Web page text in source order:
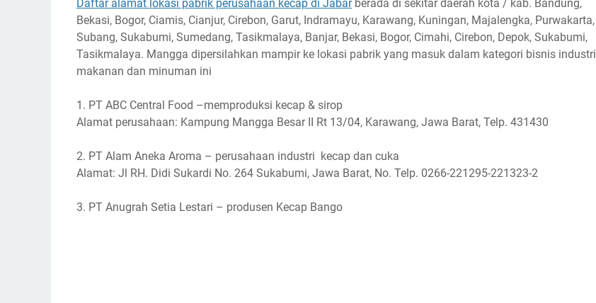
Daftar alamat lokasi pabrik perusahaan kecap di Jabarberada di sekitar daerah kota / kab. Bandung,
Bekasi, Bogor, Ciamis, Cianjur, Cirebon, Garut, Indramayu, Karawang, Kuningan, Majalengka, Purwakarta,
Subang, Sukabumi, Sumedang, Tasikmalaya, Banjar, Bekasi, Bogor, Cimahi, Cirebon, Depok, Sukabumi,
Tasikmalaya. Mangga dipersilahkan mampir ke lokasi pabrik yang masuk dalam kategori bisnis industri
makanan dan minuman ini
1. PT ABC Central Food –memproduksi kecap & sirop
Alamat perusahaan: Kampung Mangga Besar II Rt 13/04, Karawang, Jawa Barat, Telp. 431430
2. PT Alam Aneka Aroma – perusahaan industri kecap dan cuka
Alamat: Jl RH. Didi Sukardi No. 264 Sukabumi, Jawa Barat, No. Telp. 0266-221295-221323-2
3. PT Anugrah Setia Lestari – produsen Kecap Bango